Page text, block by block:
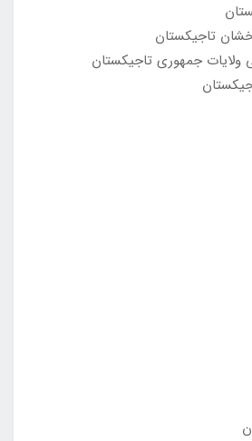
تاجیکستان
ولایات جمهوری تاجیکستان